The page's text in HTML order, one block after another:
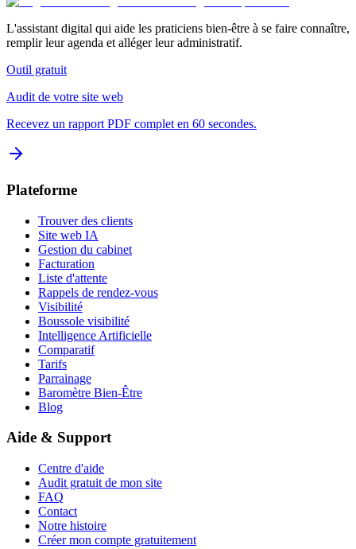
L'assistant digital qui aide les praticiens bien-être à se faire connaître,
remplir leur agenda et alléger leur administratif.
Outil gratuit
Audit de votre site web
Recevez un rapport PDF complet en 60 secondes.
Plateforme
Trouver des clients
Site web IA
Gestion du cabinet
Facturation
Liste d'attente
Rappels de rendez-vous
Visibilité
Boussole visibilité
Intelligence Artificielle
Comparatif
Tarifs
Parrainage
Baromètre Bien-Être
Blog
Aide & Support
Centre d'aide
Audit gratuit de mon site
FAQ
Contact
Notre histoire
Créer mon compte gratuitement